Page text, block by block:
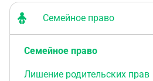
отношения. Можно ли в этом
ситуаций?
Семейное право
Семейное право
Лишение родительских прав